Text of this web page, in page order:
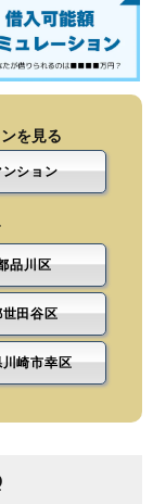
を見る
ション
品川区
田谷区
崎市幸区